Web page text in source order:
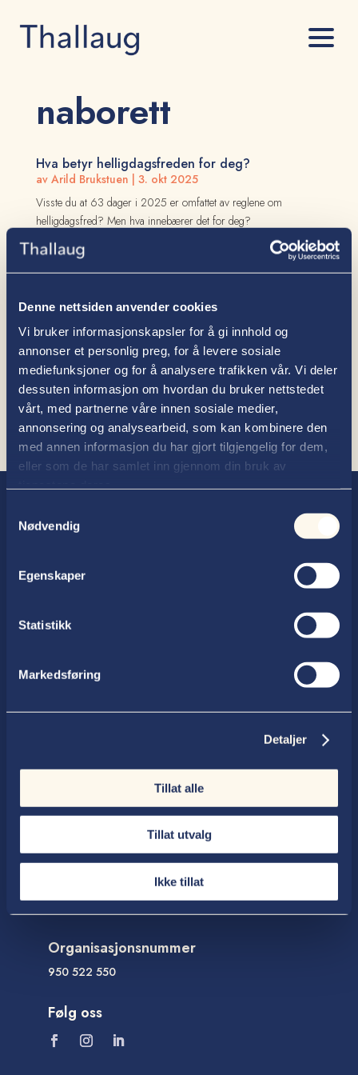
Denne nettsiden anvender cookies
Vi bruker informasjonskapsler for å gi innhold og
annonser et personlig preg, for å levere sosiale
mediefunksjoner og for å analysere trafikken vår. Vi deler
dessuten informasjon om hvordan du bruker nettstedet
vårt, med partnerne våre innen sosiale medier,
annonsering og analysearbeid, som kan kombinere den
med annen informasjon du har gjort tilgjengelig for dem,
eller som de har samlet inn gjennom din bruk av
Nødvendig
Egenskaper
Statistikk
Markedsføring
Detaljer
Tillat alle
Tillat utvalg
Ikke tillat
naborett
Hva betyr helligdagsfreden for deg?
av Arild Brukstuen
3. okt 2025
Visste du at 63 dager i 2025 er omfattet av reglene om
helligdagsfred? Men hva innebærer det for deg?
Uenighet om grenser
En uenighet som kan oppstå er hvor grensen mellom
eiendommer går. Uenighet kan oppstå både mellom godt
etablerte naboer og nye naboer. Men hvordan finner dere
egentlig ut hvem av dere som har rett?
Advokatfirmaet Thallaug ANS
61 27 99 50
post@thallaug.no
Besøksadresse
Storgata 121, Lillehammer
Ringsakervegen 45, Brumunddal
Storgata 10, Gjøvik
Organisasjonsnummer
950 522 550
Følg oss